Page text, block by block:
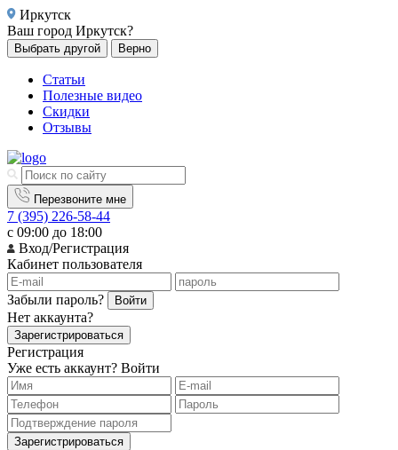
Иркутск
Ваш город Иркутск?
Выбрать другой Верно
Статьи
Полезные видео
Скидки
Отзывы
Перезвоните мне
7 (395) 226-58-44
с 09:00 до 18:00
Вход/Регистрация
Кабинет пользователя
Забыли пароль? Войти
Нет аккаунта?
Зарегистрироваться
Регистрация
Уже есть аккаунт? Войти
Зарегистрироваться